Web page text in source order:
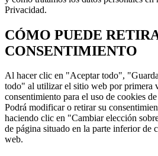
Privacidad.
CÓMO PUEDE
CONSENTIMIENTO
Al hacer clic en "Aceptar todo",
todo" al utilizar el sitio web por primera
consentimiento para el uso de cookies
Podrá modificar o retirar su
haciendo clic en "Cambiar elección
de página situado en la parte inferior de
web.